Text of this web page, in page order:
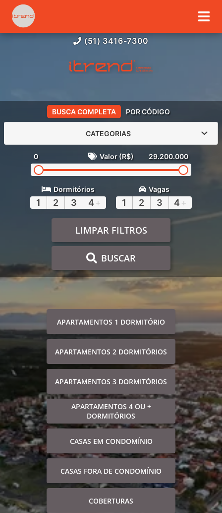
(51) 3416-7300
BUSCA COMPLETA POR CÓDIGO
CATEGORIAS
0 Valor (R$) 29.200.000
Dormitórios
1 2 3 4 +
Vagas
1 2 3 4 +
LIMPAR FILTROS
BUSCAR
APARTAMENTOS 1 DORMITÓRIO
APARTAMENTOS 2 DORMITÓRIOS
APARTAMENTOS 3 DORMITÓRIOS
APARTAMENTOS 4 OU +
DORMITÓRIOS
CASAS EM CONDOMÍNIO
CASAS FORA DE CONDOMÍNIO
COBERTURAS